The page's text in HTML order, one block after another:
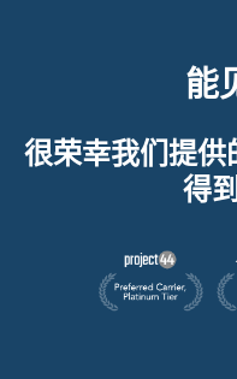
能
很荣幸我们提
得